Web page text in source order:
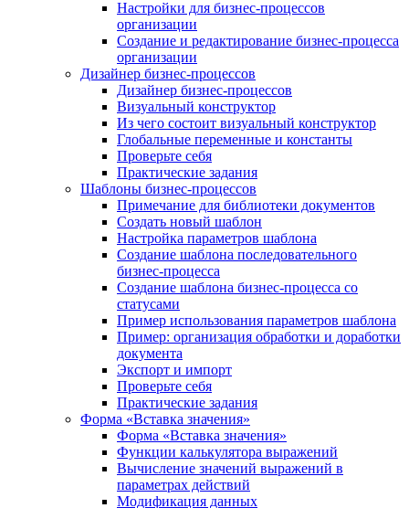
Настройки для бизнес-процессов
организации
Создание и редактирование бизнес-процесса
организации
Дизайнер бизнес-процессов
Дизайнер бизнес-процессов
Визуальный конструктор
Из чего состоит визуальный конструктор
Глобальные переменные и константы
Проверьте себя
Практические задания
Шаблоны бизнес-процессов
Примечание для библиотеки документов
Создать новый шаблон
Настройка параметров шаблона
Создание шаблона последовательного
бизнес-процесса
Создание шаблона бизнес-процесса со
статусами
Пример использования параметров шаблона
Пример: организация обработки и доработки
документа
Экспорт и импорт
Проверьте себя
Практические задания
Форма «Вставка значения»
Форма «Вставка значения»
Функции калькулятора выражений
Вычисление значений выражений в
параметрах действий
Модификация данных